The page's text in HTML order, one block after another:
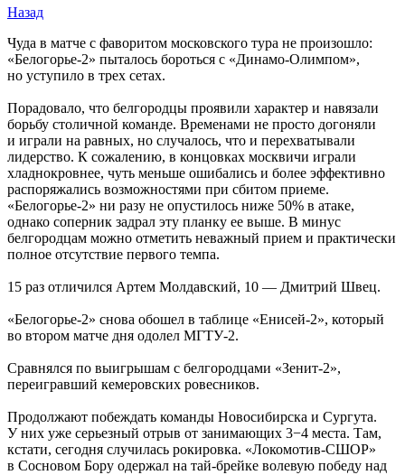
Назад
Чуда в матче с фаворитом московского тура не произошло:
«Белогорье-2» пыталось бороться с «Динамо-Олимпом»,
но уступило в трех сетах.
Порадовало, что белгородцы проявили характер и навязали
борьбу столичной команде. Временами не просто догоняли
и играли на равных, но случалось, что и перехватывали
лидерство. К сожалению, в концовках москвичи играли
хладнокровнее, чуть меньше ошибались и более эффективно
распоряжались возможностями при сбитом приеме.
«Белогорье-2» ни разу не опустилось ниже 50% в атаке,
однако соперник задрал эту планку ее выше. В минус
белгородцам можно отметить неважный прием и практически
полное отсутствие первого темпа.
15 раз отличился Артем Молдавский, 10 — Дмитрий Швец.
«Белогорье-2» снова обошел в таблице «Енисей-2», который
во втором матче дня одолел МГТУ-2.
Сравнялся по выигрышам с белгородцами «Зенит-2»,
переигравший кемеровских ровесников.
Продолжают побеждать команды Новосибирска и Сургута.
У них уже серьезный отрыв от занимающих 3−4 места. Там,
кстати, сегодня случилась рокировка. «Локомотив-СШОР»
в Сосновом Бору одержал на тай-брейке волевую победу над